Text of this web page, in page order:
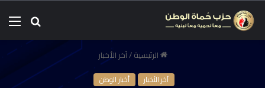
الرئيسية/آخر الأخبار
آخر الأخبار أخبار الوطن